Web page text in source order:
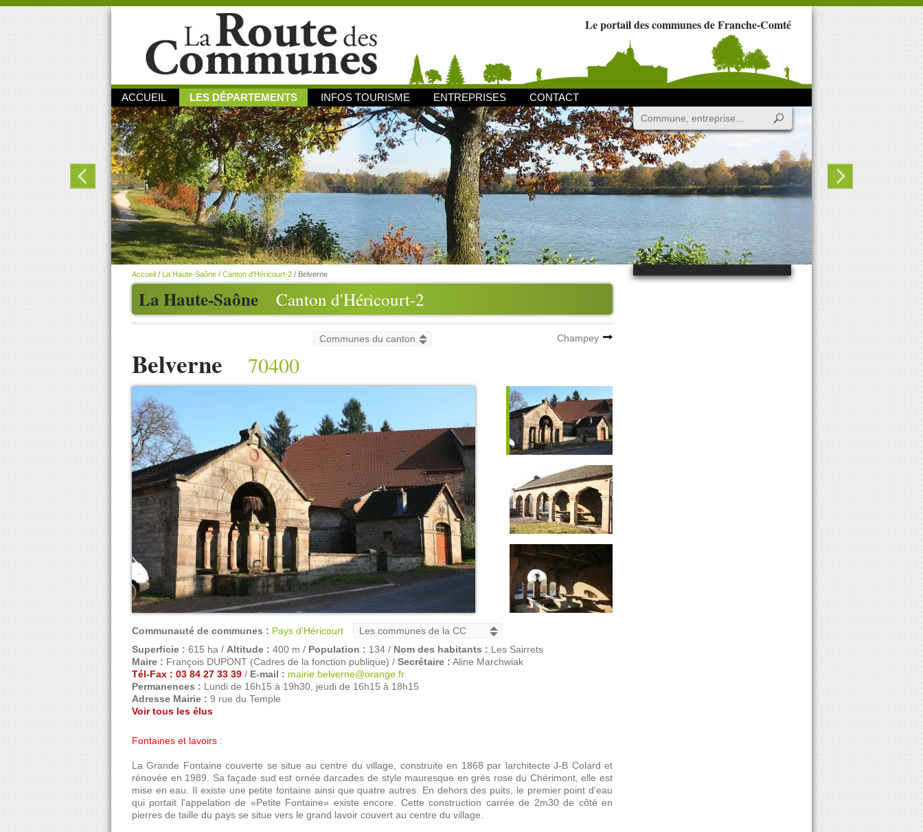
Le portail des communes de Franche-Comté
ACCUEIL LES DÉPARTEMENTS INFOS TOURISME ENTREPRISES CONTACT
La Haute-Saône Canton d'Héricourt-2
Accueil / La Haute-Saône / Canton d'Héricourt-2 / Belverne
Champey
Belverne 70400
Communauté de communes : Pays d'Héricourt
Superficie : 615 ha / Altitude : 400 m / Population : 134 / Nom des habitants : Les Sairrets
Maire : François DUPONT (Cadres de la fonction publique) / Secrétaire : Aline Marchwiak
Tél-Fax : 03 84 27 33 39 / E-mail : mairie.belverne@orange.fr
Permanences : Lundi de 16h15 à 19h30, jeudi de 16h15 à 18h15
Adresse Mairie : 9 rue du Temple
Voir tous les élus
Fontaines et lavoirs :
La Grande Fontaine couverte se situe au centre du village, construite en 1868 par larchitecte J-B Colard et
rénovée en 1989. Sa façade sud est ornée darcades de style mauresque en grès rose du Chérimont, elle est
mise en eau. Il existe une petite fontaine ainsi que quatre autres. En dehors des puits, le premier point d'eau
qui portait l'appelation de «Petite Fontaine» existe encore. Cette construction carrée de 2m30 de côté en
pierres de taille du pays se situe vers le grand lavoir couvert au centre du village.